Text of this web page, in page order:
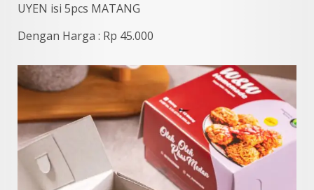
UYEN isi 5pcs MATANG
Dengan Harga : Rp 45.000